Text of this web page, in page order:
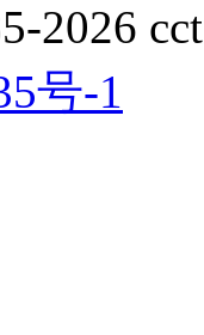
2026
号-1